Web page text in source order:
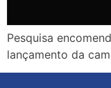
Pesquisa
lançamento da